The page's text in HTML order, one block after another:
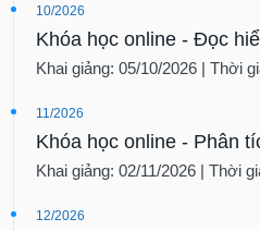
10/2026
Khóa học online - Đọc
Khai giảng: 05/10/2026 | Thời
11/2026
Khóa học online - Phân
Khai giảng: 02/11/2026 | Thời
12/2026